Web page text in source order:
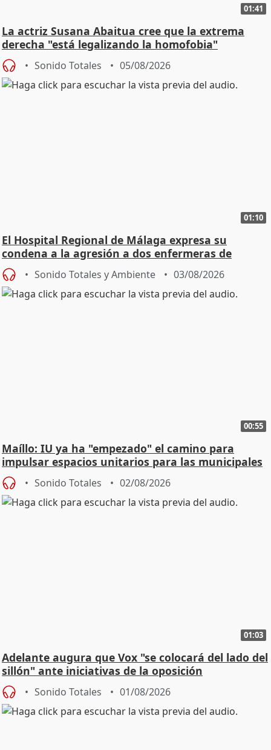
01:41
La actriz Susana Abaitua cree que la extrema
derecha "está legalizando la homofobia"
Sonido Totales 05/08/2026
01:10
El Hospital Regional de Málaga expresa su
condena a la agresión a dos enfermeras de
Urgencias
Sonido Totales y Ambiente 03/08/2026
00:55
Maíllo: IU ya ha "empezado" el camino para
impulsar espacios unitarios para las municipales
Sonido Totales 02/08/2026
01:03
Adelante augura que Vox "se colocará del lado del
sillón" ante iniciativas de la oposición
Sonido Totales 01/08/2026